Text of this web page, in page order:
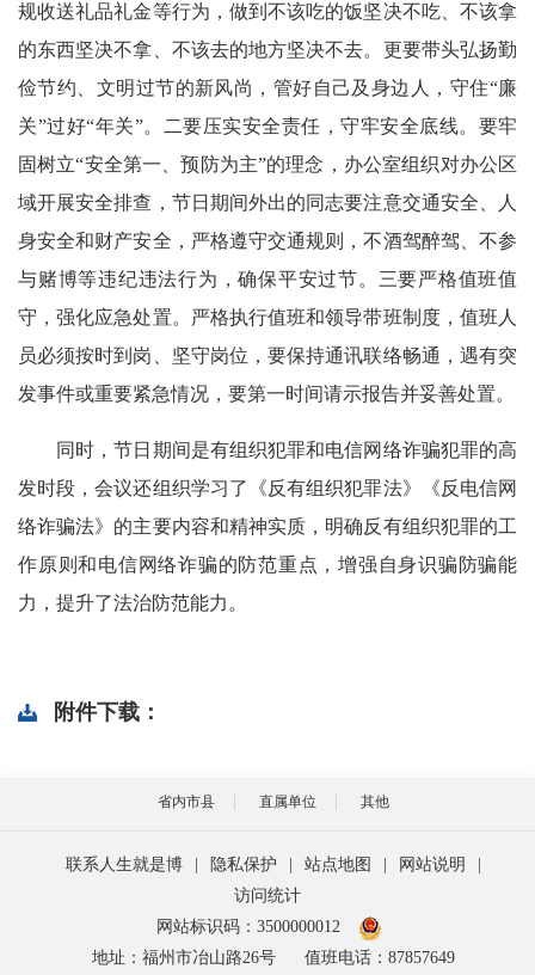
规收送礼品礼金等行为，做到不该吃的饭坚决不吃、不该拿
的东西坚决不拿、不该去的地方坚决不去。更要带头弘扬勤
俭节约、文明过节的新风尚，管好自己及身边人，守住“廉
关”过好“年关”。二要压实安全责任，守牢安全底线。要牢
固树立“安全第一、预防为主”的理念，办公室组织对办公区
域开展安全排查，节日期间外出的同志要注意交通安全、人
身安全和财产安全，严格遵守交通规则，不酒驾醉驾、不参
与赌博等违纪违法行为，确保平安过节。三要严格值班值
守，强化应急处置。严格执行值班和领导带班制度，值班人
员必须按时到岗、坚守岗位，要保持通讯联络畅通，遇有突
发事件或重要紧急情况，要第一时间请示报告并妥善处置。
同时，节日期间是有组织犯罪和电信网络诈骗犯罪的高
发时段，会议还组织学习了《反有组织犯罪法》《反电信网
络诈骗法》的主要内容和精神实质，明确反有组织犯罪的工
作原则和电信网络诈骗的防范重点，增强自身识骗防骗能
力，提升了法治防范能力。
附件下载：
省内市县 直属单位 其他
联系人生就是博 隐私保护 站点地图 网站说明
访问统计
网站标识码：3500000012
地址：福州市冶山路26号
值班电话：87857649